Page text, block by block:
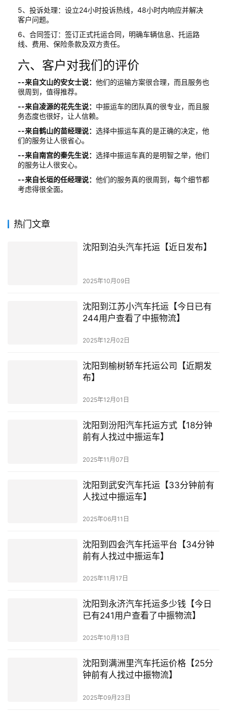
5、投诉处理：设立24小时投诉热线，48小时内响应并解决
客户问题。
6、合同签订：签订正式托运合同，明确车辆信息、托运路
线、费用、保险条款及双方责任。
六、客户对我们的评价
--来自文山的安女士说： 他们的运输方案很合理，而且服务也
很周到，值得推荐。
--来自凌源的花先生说： 中振运车的团队真的很专业，而且服
务态度也很好，让人信赖。
--来自鹤山的苗经理说： 选择中振运车真的是正确的决定，他
们的服务让人很省心。
--来自南宫的秦先生说： 选择中振运车真的是明智之举，他们
的服务让人很安心。
--来自长垣的任经理说： 他们的服务真的很周到，每个细节都
考虑得很全面。
热门文章
沈阳到泊头汽车托运【近日发布】
2025年10月09日
沈阳到江苏小汽车托运【今日已有
244用户查看了中振物流】
2025年12月02日
沈阳到榆树轿车托运公司【近期发
布】
2025年12月01日
沈阳到汾阳汽车托运方式【18分钟
前有人找过中振运车】
2025年11月07日
沈阳到武安汽车托运【33分钟前有
人找过中振运车】
2025年06月11日
沈阳到四会汽车托运平台【34分钟
前有人找过中振运车】
2025年11月17日
沈阳到永济汽车托运多少钱【今日
已有241用户查看了中振物流】
2025年10月13日
沈阳到满洲里汽车托运价格【25分
钟前有人找过中振物流】
2025年09月23日